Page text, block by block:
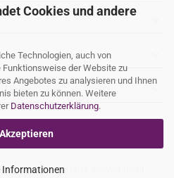
Cookies und andere
Technologien, auch von
der Website zu
Angebotes zu analysieren und Ihnen
bieten zu können. Weitere
Datenschutzerklärung.
Informationen
expand_more
Mehrwertsteuer, soweit nicht